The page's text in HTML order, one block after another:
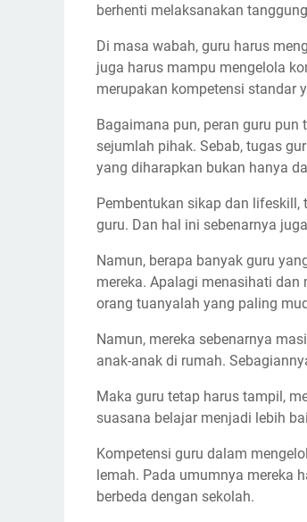
berhenti melaksanakan
Di masa wabah, guru harus
juga harus mampu mengelola
merupakan kompetensi standar
Bagaimana pun, peran guru pun
sejumlah pihak. Sebab, tugas
yang diharapkan bukan hanya
Pembentukan sikap dan
guru. Dan hal ini sebenarnya
Namun, berapa banyak guru
mereka. Apalagi menasihati
orang tuanyalah yang paling
Namun, mereka sebenarnya
anak-anak di rumah.
Maka guru tetap harus tampil,
suasana belajar menjadi lebih
Kompetensi guru dalam
lemah. Pada umumnya mereka
berbeda dengan sekolah.